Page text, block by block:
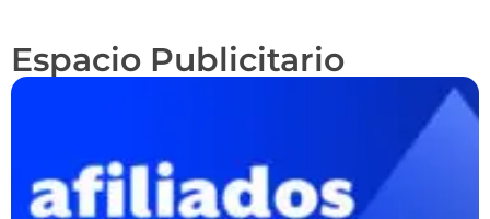
Espacio Publicitario